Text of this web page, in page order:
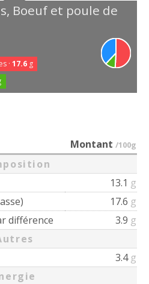
Boeuf et poule de
· 17.6g
Montant /100g
13.1 g
17.6 g
différence
3.9 g
3.4 g